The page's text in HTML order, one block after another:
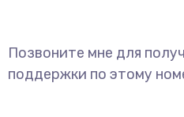
Позвоните мне для
поддержки по этому